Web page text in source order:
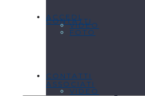
ACCEDI
CONTATTI
CONTATTI
VIDEO
ASSOCIATI
FOTO
VIDEO